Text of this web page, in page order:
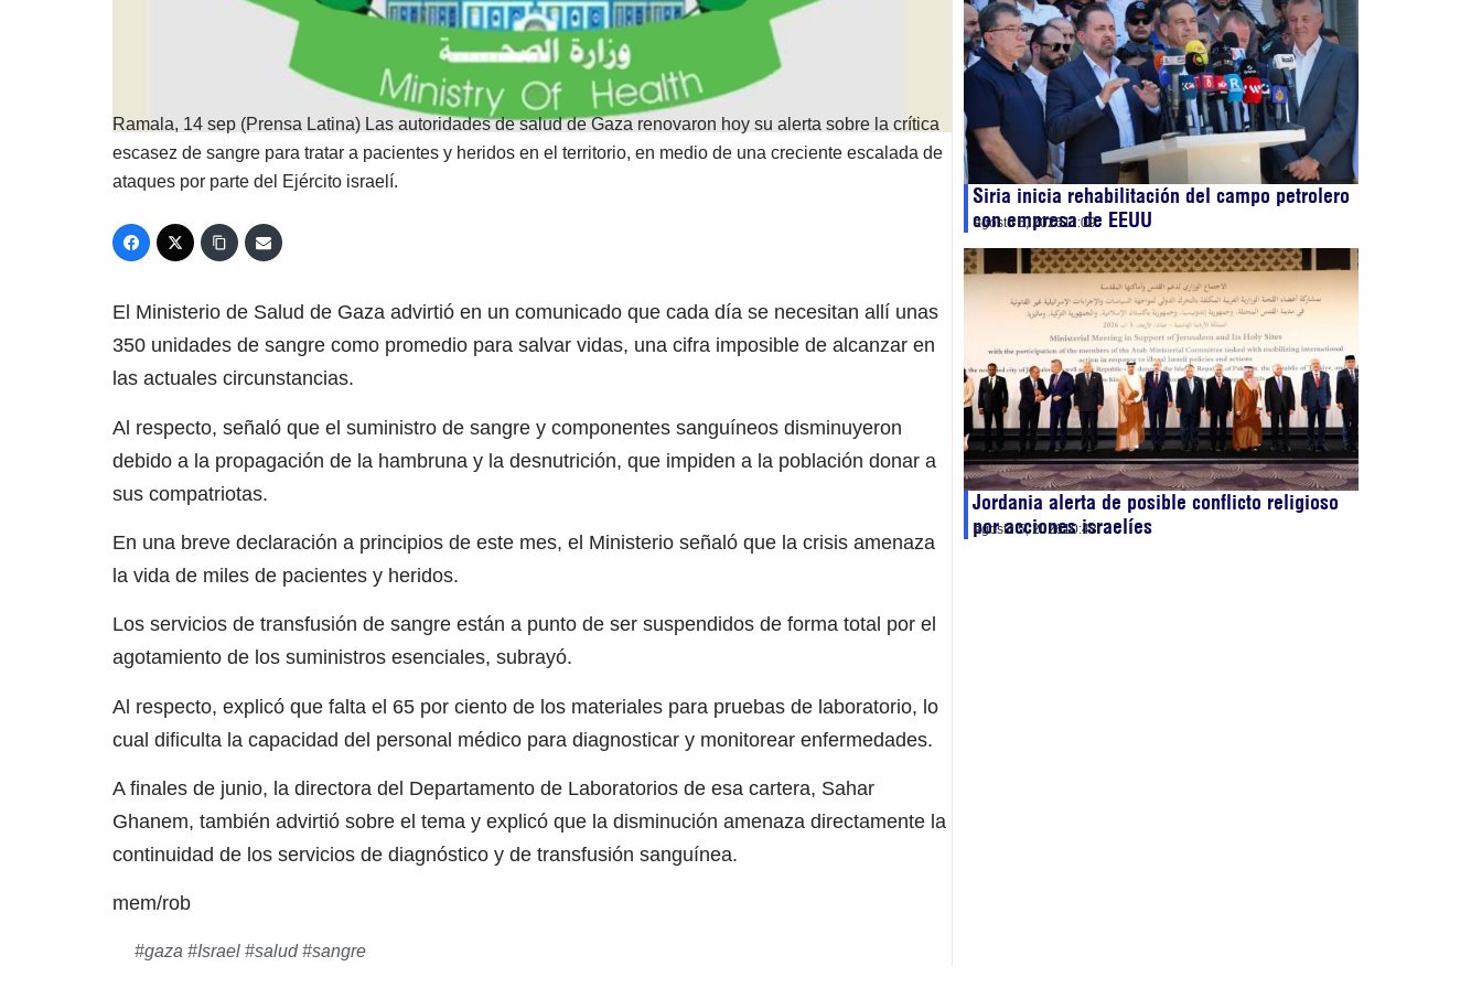
Ramala, 14 sep (Prensa Latina) Las autoridades de salud de Gaza renovaron hoy su alerta sobre la crítica
escasez de sangre para tratar a pacientes y heridos en el territorio, en medio de una creciente escalada de
ataques por parte del Ejército israelí.
El Ministerio de Salud de Gaza advirtió en un comunicado que cada día se necesitan allí unas
350 unidades de sangre como promedio para salvar vidas, una cifra imposible de alcanzar en
las actuales circunstancias.
Al respecto, señaló que el suministro de sangre y componentes sanguíneos disminuyeron
debido a la propagación de la hambruna y la desnutrición, que impiden a la población donar a
sus compatriotas.
En una breve declaración a principios de este mes, el Ministerio señaló que la crisis amenaza
la vida de miles de pacientes y heridos.
Los servicios de transfusión de sangre están a punto de ser suspendidos de forma total por el
agotamiento de los suministros esenciales, subrayó.
Al respecto, explicó que falta el 65 por ciento de los materiales para pruebas de laboratorio, lo
cual dificulta la capacidad del personal médico para diagnosticar y monitorear enfermedades.
A finales de junio, la directora del Departamento de Laboratorios de esa cartera, Sahar
Ghanem, también advirtió sobre el tema y explicó que la disminución amenaza directamente la
continuidad de los servicios de diagnóstico y de transfusión sanguínea.
mem/rob
#gaza #Israel #salud#sangre
Siria inicia rehabilitación del campo petrolero
con empresa de EEUU
agosto 5, 202611:09
Jordania alerta de posible conflicto religioso
por acciones israelíes
agosto 5, 202610:43